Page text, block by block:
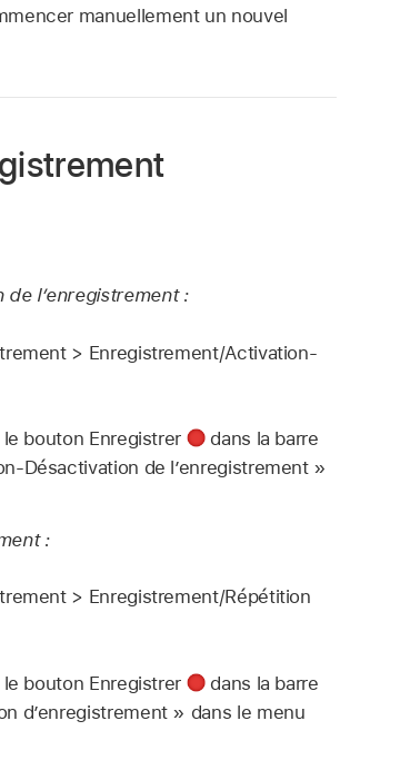
manuellement un nouvel
l’enregistrement :
> Enregistrement/Activation-
bouton Enregistrer
dans la barre
Désactivation de l’enregistrement »
:
> Enregistrement/Répétition
bouton Enregistrer
dans la barre
d’enregistrement » dans le menu